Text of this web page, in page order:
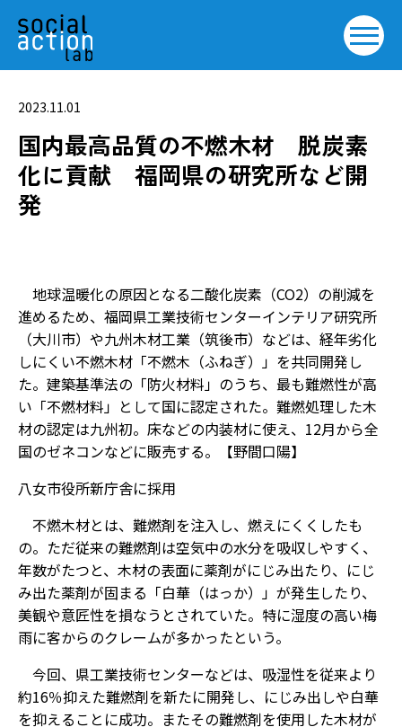
2023.11.01
国内最高品質の不燃木材 脱炭素
化に貢献 福岡県の研究所など開
発
地球温暖化の原因となる二酸化炭素（CO2）の削減を
進めるため、福岡県工業技術センターインテリア研究所
（大川市）や九州木材工業（筑後市）などは、経年劣化
しにくい不燃木材「不燃木（ふねぎ）」を共同開発し
た。建築基準法の「防火材料」のうち、最も難燃性が高
い「不燃材料」として国に認定された。難燃処理した木
材の認定は九州初。床などの内装材に使え、12月から全
国のゼネコンなどに販売する。【野間口陽】
八女市役所新庁舎に採用
不燃木材とは、難燃剤を注入し、燃えにくくしたも
の。ただ従来の難燃剤は空気中の水分を吸収しやすく、
年数がたつと、木材の表面に薬剤がにじみ出たり、にじ
み出た薬剤が固まる「白華（はっか）」が発生したり、
美観や意匠性を損なうとされていた。特に湿度の高い梅
雨に客からのクレームが多かったという。
今回、県工業技術センターなどは、吸湿性を従来より
約16％抑えた難燃剤を新たに開発し、にじみ出しや白華
を抑えることに成功。またその難燃剤を使用した木材が